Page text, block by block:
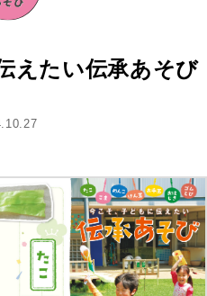
えたい伝承あそび